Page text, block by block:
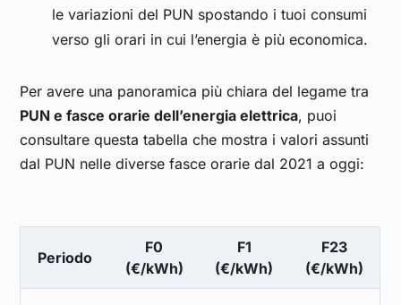
Aprile 2023 0,135
0,161
Dicembre 2022 0,294
le variazioni del PUN spostando i tuoi consumi
verso gli orari in cui l’energia è più economica.
Per avere una panoramica più chiara del legame tra
PUN e fasce orarie dell’energia elettrica, puoi
consultare questa tabella che mostra i valori assunti
dal PUN nelle diverse fasce orarie dal 2021 a oggi:
Periodo
F0
(€/kWh)
F1
(€/kWh)
F23
(€/kWh)